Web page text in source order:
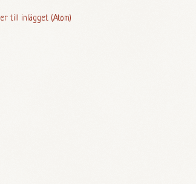
till inlägget (Atom)